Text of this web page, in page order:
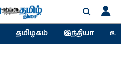
தமிழகம் இந்தியா